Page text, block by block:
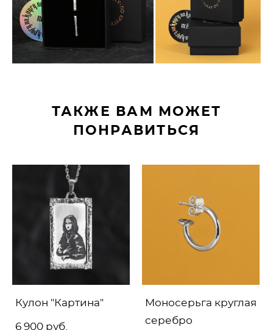
ТАКЖЕ ВАМ МОЖЕТ
ПОНРАВИТЬСЯ
Кулон "Картина"
6 900 pуб.
Моносерьга круглая
серебро